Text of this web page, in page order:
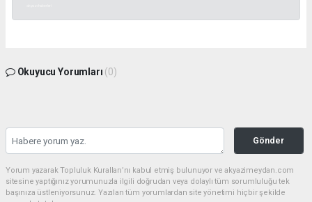
Okuyucu Yorumları (0)
Gönder
Yorum yazarak Topluluk Kuralları’nı kabul etmiş bulunuyor ve akyazimeydan.com
sitesine yaptığınız yorumunuzla ilgili doğrudan veya dolaylı tüm sorumluluğu tek
başınıza üstleniyorsunuz. Yazılan tüm yorumlardan site yönetimi hiçbir şekilde